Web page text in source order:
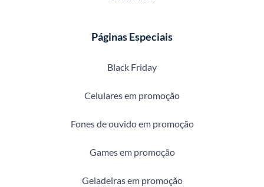
Páginas Especiais
Black Friday
Celulares em promoção
Fones de ouvido em promoção
Games em promoção
Geladeiras em promoção